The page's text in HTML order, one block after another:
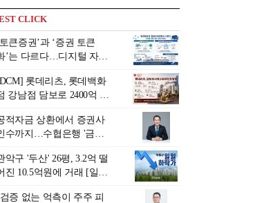
CLICK
큰증권’과 ‘증권 토큰
’는 다르다…디지털 자본
롯데리츠, 롯데백화
강남점 담보로 2400억 조
적자금 상환에서 증권사
수까지…수협은행 '금융
금융그룹의 꿈①]
악구 '두산' 26평, 3.2억 떨
진 10.5억원에 거래 [일일
증 없는 억측이 주주 피